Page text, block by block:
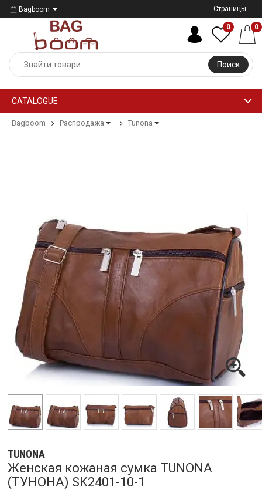
Bagboom Страницы
Поиск
0 0
CATALOGUE
Bagboom Распродажа Tunona
TUNONA
Женская кожаная сумка TUNONA
(ТУНОНА) SK2401-10-1